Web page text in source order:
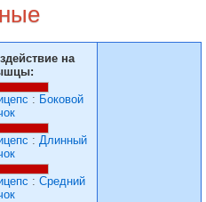
на
: Боковой
: Длинный
: Средний